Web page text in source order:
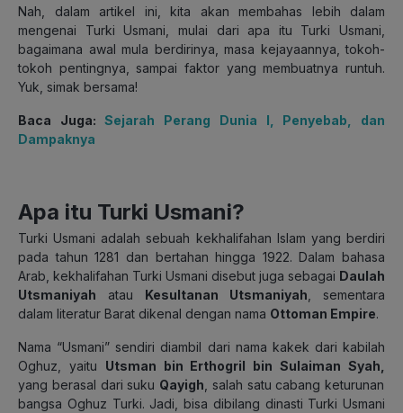
Nah, dalam artikel ini, kita akan membahas lebih dalam
mengenai Turki Usmani, mulai dari apa itu Turki Usmani,
bagaimana awal mula berdirinya, masa kejayaannya, tokoh-
tokoh pentingnya, sampai faktor yang membuatnya runtuh.
Yuk, simak bersama!
Baca Juga:Sejarah Perang Dunia I, Penyebab, dan
Dampaknya
Apa itu Turki Usmani?
Turki Usmani adalah sebuah kekhalifahan Islam yang berdiri
pada tahun 1281 dan bertahan hingga 1922. Dalam bahasa
Arab, kekhalifahan Turki Usmani disebut juga sebagai Daulah
Utsmaniyah atau Kesultanan Utsmaniyah , sementara
dalam literatur Barat dikenal dengan nama Ottoman Empire.
Nama “Usmani” sendiri diambil dari nama kakek dari kabilah
Oghuz, yaitu Utsman bin Erthogril bin Sulaiman Syah,
yang berasal dari suku Qayigh , salah satu cabang keturunan
bangsa Oghuz Turki. Jadi, bisa dibilang dinasti Turki Usmani